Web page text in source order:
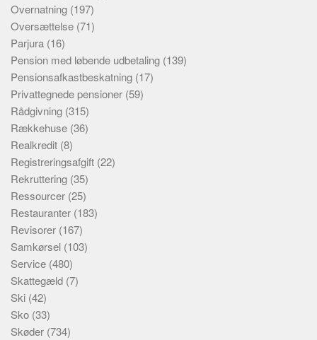
Overnatning (197)
Oversættelse (71)
Parjura (16)
Pension med løbende udbetaling (139)
Pensionsafkastbeskatning (17)
Privattegnede pensioner (59)
Rådgivning (315)
Rækkehuse (36)
Realkredit (8)
Registreringsafgift (22)
Rekruttering (35)
Ressourcer (25)
Restauranter (183)
Revisorer (167)
Samkørsel (103)
Service (480)
Skattegæld (7)
Ski (42)
Sko (33)
Skøder (734)